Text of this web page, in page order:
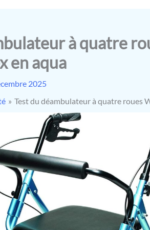
à quatre
en aqua
2025
Test du déambulateur à quatre roues